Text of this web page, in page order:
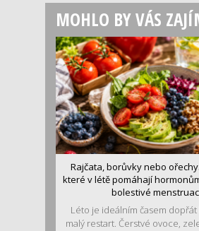
MOHLO BY VÁS
Rajčata, borůvky nebo
které v létě pomáhají
bolestivé
Léto je ideálním časem
malý restart. Čerstvé ovoce,